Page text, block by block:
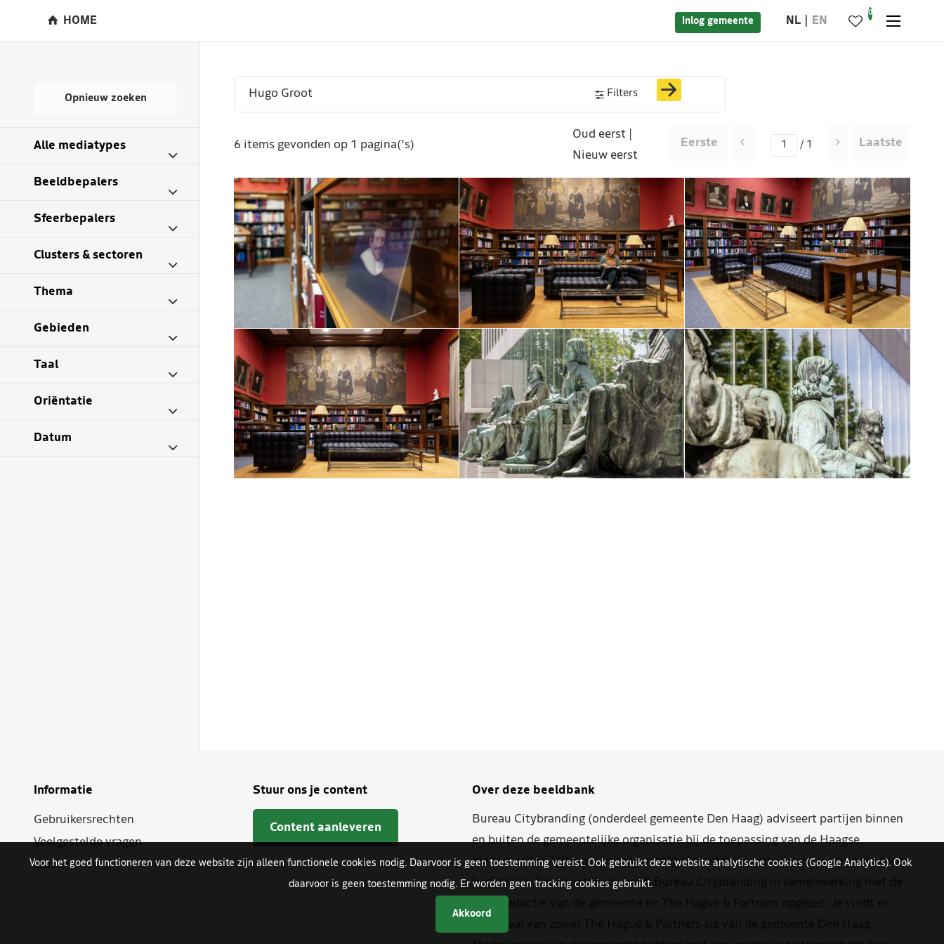
HOME Inlog gemeente NL EN
0
Opnieuw zoeken
Alle mediatypes
Beeldbepalers
Sfeerbepalers
Clusters & sectoren
Thema
Gebieden
Taal
Oriëntatie
Datum
Filters
6 items gevonden op 1 pagina('s)
Oud eerst|
Nieuw eerst
Eerste / 1 Laatste
Informatie
Gebruikersrechten
Veelgestelde vragen
Contact
Stuur ons je content
Content aanleveren
Over deze beeldbank
Bureau Citybranding (onderdeel gemeente Den Haag) adviseert partijen binnen
en buiten de gemeentelijke organisatie bij de toepassing van de Haagse
merkwaarden. Hiervoor is een aantal hulpmiddelen ontwikkeld, waaronder deze
beeldbank. Deze beeldbank heeft Bureau Citybranding in samenwerking met de
Voor het goed functioneren van deze website zijn alleen functionele cookies nodig. Daarvoor is geen toestemming vereist. Ook gebruikt deze website analytische cookies (Google Analytics). Ook
daarvoor is geen toestemming nodig. Er worden geen tracking cookies gebruikt.
Akkoord